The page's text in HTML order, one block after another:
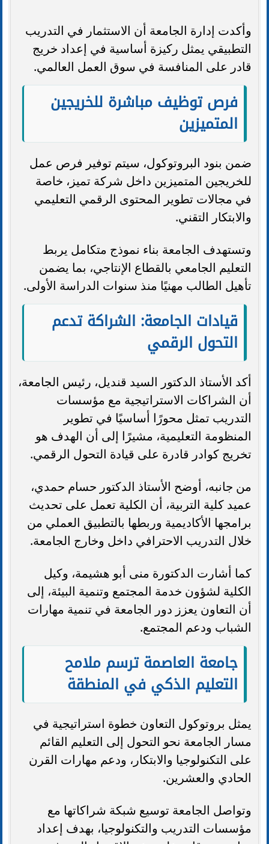
وأكدت إدارة الجامعة أن الاستثمار في التدريب
التطبيقي يمثل ركيزة أساسية في إعداد خريج
قادر على المنافسة في سوق العمل العالمي.
فرص توظيف مباشرة للخريجين
المتميزين
ضمن بنود البروتوكول، سيتم توفير فرص عمل
للخريجين المتميزين داخل شركة تميز، خاصة
في مجالات تطوير المحتوى الرقمي التعليمي
والابتكار التقني.
وتستهدف الجامعة بناء نموذج متكامل يربط
التعليم الجامعي بالقطاع الإنتاجي، بما يضمن
تأهيل الطالب مهنيًا منذ سنوات الدراسة الأولى.
قيادات الجامعة: الشراكة تدعم
التحول الرقمي
أكد الأستاذ الدكتور السيد قنديل، رئيس الجامعة،
أن الشراكات الاستراتيجية مع مؤسسات
التدريب تمثل محورًا أساسيًا في تطوير
المنظومة التعليمية، مشيرًا إلى أن الهدف هو
تخريج كوادر قادرة على قيادة التحول الرقمي.
من جانبه، أوضح الأستاذ الدكتور حسام حمدي،
عميد كلية التربية، أن الكلية تعمل على تحديث
برامجها الأكاديمية وربطها بالتطبيق العملي من
خلال التدريب الاحترافي داخل وخارج الجامعة.
كما أشارت الدكتورة منى أبو هشيمة، وكيل
الكلية لشؤون خدمة المجتمع وتنمية البيئة، إلى
أن التعاون يعزز دور الجامعة في تنمية مهارات
الشباب ودعم المجتمع.
جامعة العاصمة ترسم ملامح
التعليم الذكي في المنطقة
يمثل بروتوكول التعاون خطوة استراتيجية في
مسار الجامعة نحو التحول إلى التعليم القائم
على التكنولوجيا والابتكار، ودعم مهارات القرن
الحادي والعشرين.
وتواصل الجامعة توسيع شبكة شراكاتها مع
مؤسسات التدريب والتكنولوجيا، بهدف إعداد